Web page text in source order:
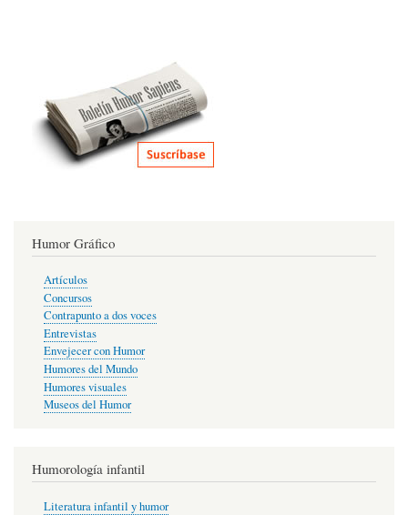
Humor Gráfico
Artículos
Concursos
Contrapunto a dos voces
Entrevistas
Envejecer con Humor
Humores del Mundo
Humores visuales
Museos del Humor
Humorología infantil
Literatura infantil y humor